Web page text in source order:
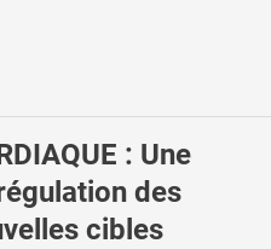
: Une
des
cibles